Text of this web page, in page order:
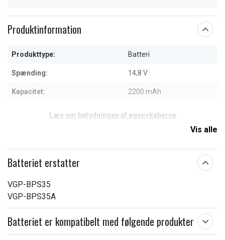
Produktinformation
Produkttype: Batteri
Spænding: 14,8 V
Kapacitet: 2200 mAh
Læs om betydningen af egenskaberne
Vis alle
Batteriet erstatter
VGP-BPS35
VGP-BPS35A
Batteriet er kompatibelt med følgende produkter